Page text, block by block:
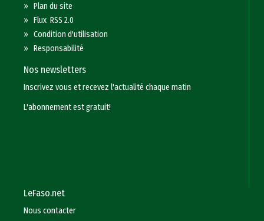
»Plan du site
»Flux RSS 2.0
»Condition d'utilisation
»Responsabilité
Nos newsletters
Inscrivez vous et recevez l'actualité chaque matin
L'abonnement est gratuit!
LeFaso.net
Nous contacter